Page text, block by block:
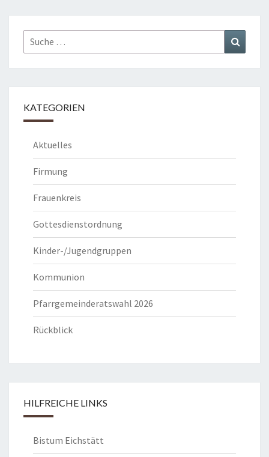
Suche
nach:
KATEGORIEN
Aktuelles
Firmung
Frauenkreis
Gottesdienstordnung
Kinder-/Jugendgruppen
Kommunion
Pfarrgemeinderatswahl 2026
Rückblick
HILFREICHE LINKS
Bistum Eichstätt